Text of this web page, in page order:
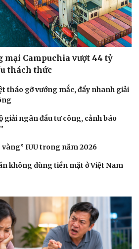
mại Campuchia vượt 44 tỷ
thách thức
tháo gỡ vướng mắc, đẩy nhanh giải
giải ngân đầu tư công, cảnh báo
vàng” IUU trong năm 2026
không dùng tiền mặt ở Việt Nam